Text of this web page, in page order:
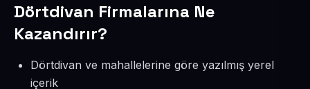
Dörtdivan Firmalarına Ne
Kazandırır?
Dörtdivan ve mahallelerine göre yazılmış yerel
içerik